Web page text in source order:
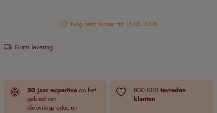
Nog beschikbaar tot 15.08.2026
Gratis levering
50 jaar expertise op het
gebied van
diepvriesproducten
800.000 tevreden
klanten